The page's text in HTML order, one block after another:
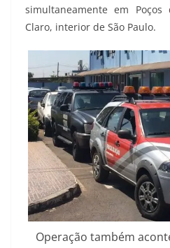
simultaneamente em
Claro, interior de São Paulo.
Operação também